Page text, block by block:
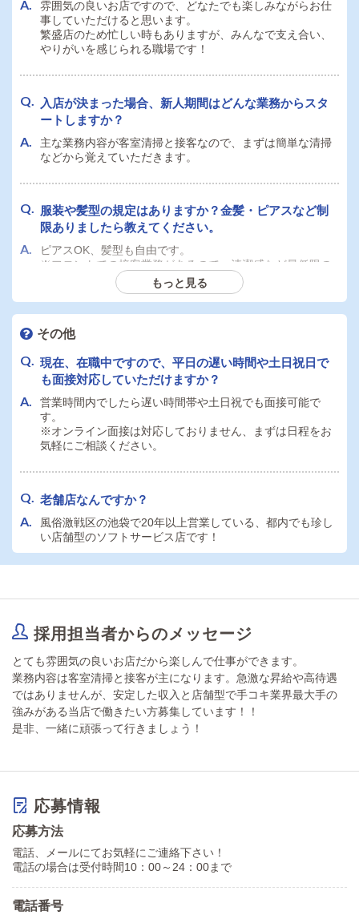
雰囲気の良いお店ですので、どなたでも楽しみながらお仕
事していただけると思います。
繁盛店のため忙しい時もありますが、みんなで支え合い、
やりがいを感じられる職場です！
入店が決まった場合、新人期間はどんな業務からスタ
ートしますか？
主な業務内容が客室清掃と接客なので、まずは簡単な清掃
などから覚えていただきます。
服装や髪型の規定はありますか？金髪・ピアスなど制
限ありましたら教えてください。
ピアスOK、髪型も自由です。
※フロントでの接客業務があるので、清潔感など最低限の
身だしなみを整えていただければ大丈夫です。
残業はありますか？
店舗型ですので営業時間が決まっており、過度の深夜残業
や超過労働はありません。
残業なしで安心して働いていただけます。
もっと見る
その他
現在、在職中ですので、平日の遅い時間や土日祝日で
も面接対応していただけますか？
営業時間内でしたら遅い時間帯や土日祝でも面接可能で
す。
※オンライン面接は対応しておりません、まずは日程をお
気軽にご相談ください。
老舗店なんですか？
風俗激戦区の池袋で20年以上営業している、都内でも珍し
い店舗型のソフトサービス店です！
採用担当者からのメッセージ
とても雰囲気の良いお店だから楽しんで仕事ができます。
業務内容は客室清掃と接客が主になります。急激な昇給や高待遇
ではありませんが、安定した収入と店舗型で手コキ業界最大手の
強みがある当店で働きたい方募集しています！！
是非、一緒に頑張って行きましょう！
応募情報
応募方法
電話、メールにてお気軽にご連絡下さい！
電話の場合は受付時間10：00～24：00まで
電話番号